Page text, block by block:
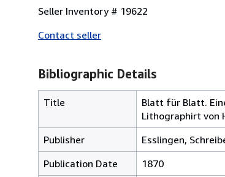
Seller Inventory # 19622
Contact seller
Bibliographic Details
Title
Blatt für Blatt.
Lithographirt von
Publisher
Esslingen,
Publication Date
1870